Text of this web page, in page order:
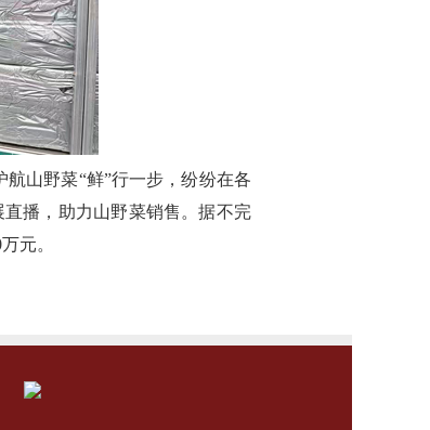
山野菜“鲜”行一步，纷纷在各
播，助力山野菜销售。据不完
元。